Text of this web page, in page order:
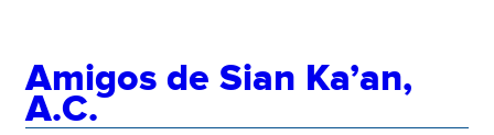
Amigos de Sian Ka’an,
A.C.